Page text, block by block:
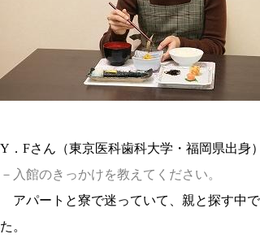
Y．Fさん（東京医科歯科大学・福岡県出身）
－入館のきっかけを教えてください。
アパートと寮で迷っていて、親と探す中
た。